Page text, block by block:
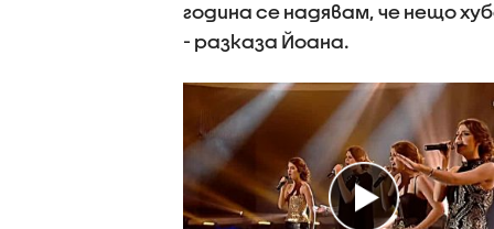
година се надявам, че нещо
- разказа Йоана.